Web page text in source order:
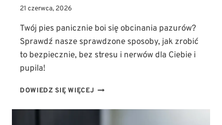
21 czerwca, 2026
Twój pies panicznie boi się obcinania pazurów?
Sprawdź nasze sprawdzone sposoby, jak zrobić
to bezpiecznie, bez stresu i nerwów dla Ciebie i
pupila!
DOWIEDZ SIĘ WIĘCEJ JAK
OBCIĄĆ